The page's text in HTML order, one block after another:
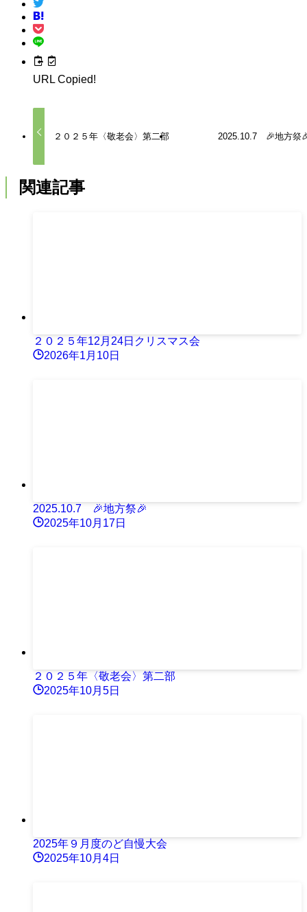
URL Copied!
２０２５年〈敬老会〉第二部 2025.10.7 🎉地方祭
関連記事
２０２５年12月24日クリスマス会
2026年1月10日
2025.10.7 🎉地方祭🎉
2025年10月17日
２０２５年〈敬老会〉第二部
2025年10月5日
2025年９月度のど自慢大会
2025年10月4日